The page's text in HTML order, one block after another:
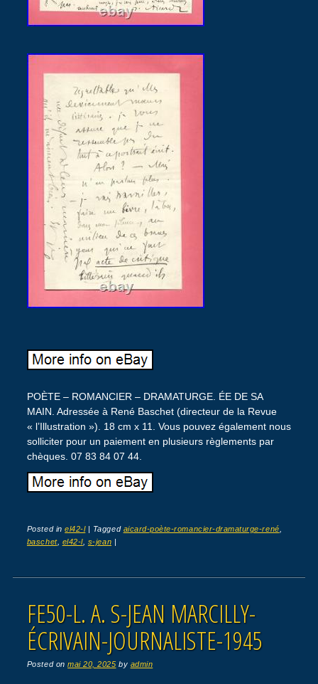
POÈTE – ROMANCIER – DRAMATURGE. ÉE DE SA
MAIN. Adressée à René Baschet (directeur de la Revue
« l’Illustration »). 18 cm x 11. Vous pouvez également nous
solliciter pour un paiement en plusieurs règlements par
chèques. 07 83 84 07 44.
Posted inel42-l Tagged aicard-poète-romancier-dramaturge-rené,
baschet, el42-l, s-jean
FE50-L. A. S-JEAN MARCILLY-
ÉCRIVAIN-JOURNALISTE-1945
Posted onmai 20, 2025 by admin